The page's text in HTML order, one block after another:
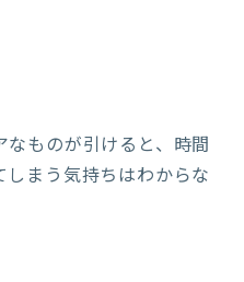
ものが引けると、時間
まう気持ちはわからな